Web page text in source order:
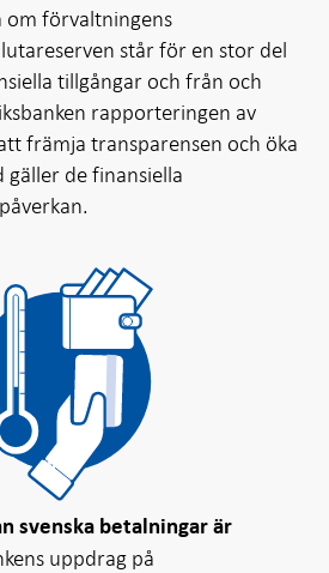
förvaltningens
står för en stor del
tillgångar och från och
rapporteringen av
främja transparensen och öka
de finansiella
svenska betalningar är
uppdrag på